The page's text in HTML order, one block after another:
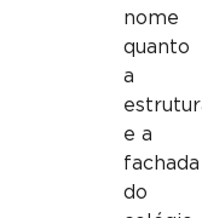
nome
quanto
a
e a
fachada
do